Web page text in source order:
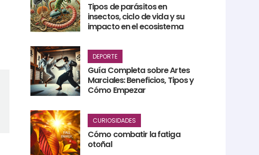
Tipos de parásitos en
insectos, ciclo de vida y su
impacto en el ecosistema
DEPORTE
Guía Completa sobre Artes
Marciales: Beneficios, Tipos y
Cómo Empezar
CURIOSIDADES
Cómo combatir la fatiga
otoñal